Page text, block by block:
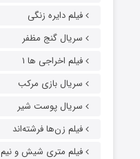
فیلم دایره زنگی
سریال گنج مظفر
فیلم اخراجی ها ۱
سریال بازی مرکب
سریال پوست شیر
فیلم زن‌ها فرشته‌اند
فیلم متری شیش و نیم